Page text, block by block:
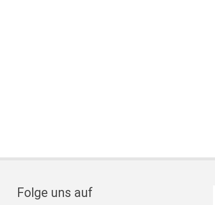
Folge uns auf